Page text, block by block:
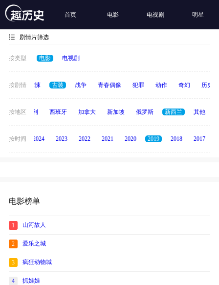
首页 电影 电视剧 明星
剧情片筛选
按类型 电影 电视剧
按剧情
动画 惊悚 古装 战争 青春偶像 犯罪 动作 奇幻 历史
按地区
度 意大利 西班牙 加拿大 新加坡 俄罗斯 新西兰 其他
按时间
2025 2024 2023 2022 2021 2020 2019 2018 2017
电影榜单
1 山河故人
2 爱乐之城
3 疯狂动物城
4 抓娃娃